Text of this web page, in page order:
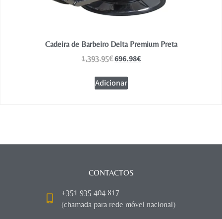
Cadeira de Barbeiro Delta Premium Preta
1,393.95€696.98€
Adicionar
CONTACTOS
+351 935 404 817
(chamada para rede móvel nacional)